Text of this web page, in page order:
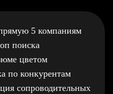
5 компаниям
поиска
цветом
по конкурентам
сопроводительных